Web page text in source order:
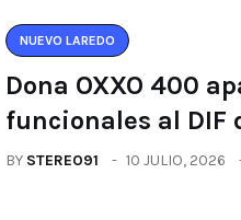
NUEVO LAREDO
Dona OXXO 400
funcionales al DIF
BY STEREO91 10 JULIO, 2026